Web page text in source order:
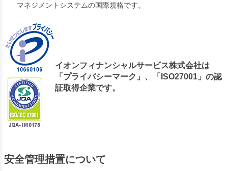
マネジメントシステムの国際規格です。
イオンフィナンシャルサービス株式会社は
「プライバシーマーク」、「ISO27001」の認
証取得企業です。
安全管理措置について